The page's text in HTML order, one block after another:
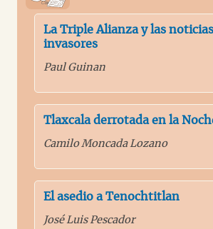
La Triple Alianza y las
invasores
Paul Guinan
Tlaxcala derrotada en la
Camilo Moncada Lozano
El asedio a Tenochtitlan
José Luis Pescador